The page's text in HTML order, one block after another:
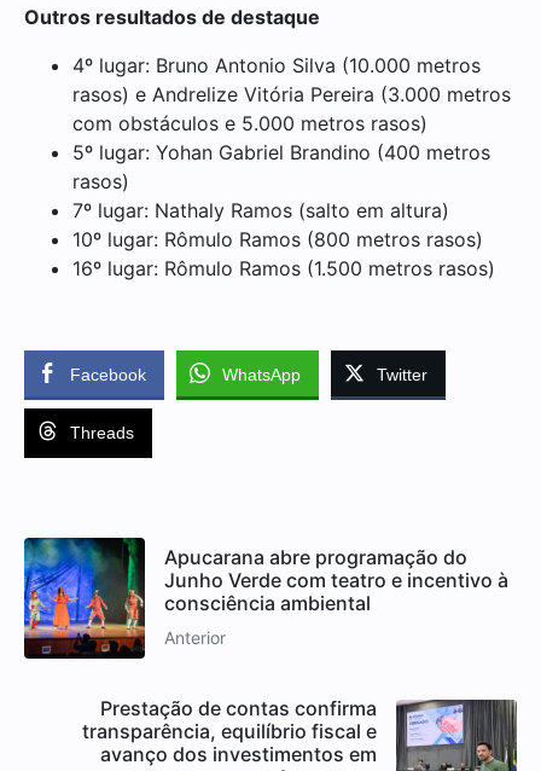
Outros resultados de destaque
4º lugar: Bruno Antonio Silva (10.000 metros
rasos) e Andrelize Vitória Pereira (3.000 metros
com obstáculos e 5.000 metros rasos)
5º lugar: Yohan Gabriel Brandino (400 metros
rasos)
7º lugar: Nathaly Ramos (salto em altura)
10º lugar: Rômulo Ramos (800 metros rasos)
16º lugar: Rômulo Ramos (1.500 metros rasos)
Facebook WhatsApp Twitter
Threads
Apucarana abre programação do
Junho Verde com teatro e incentivo à
consciência ambiental
Anterior
Prestação de contas confirma
transparência, equilíbrio fiscal e
avanço dos investimentos em